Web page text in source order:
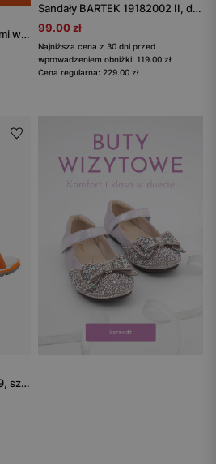
Szare sandały z granatowymi wstawkami BARTEK 19697-03
Sandały BARTEK 19182002 II, dla dziewcząt, ciemy róż
99.00 zł
Najniższa cena z 30 dni przed
wprowadzeniem obniżki: 119.00 zł
Cena regularna: 229.00 zł
Sandały BARTEK 19176-009, szaro-pomarańczowy